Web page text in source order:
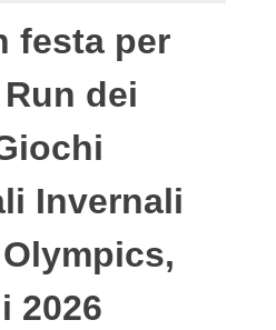
festa per
dei
Invernali
2026